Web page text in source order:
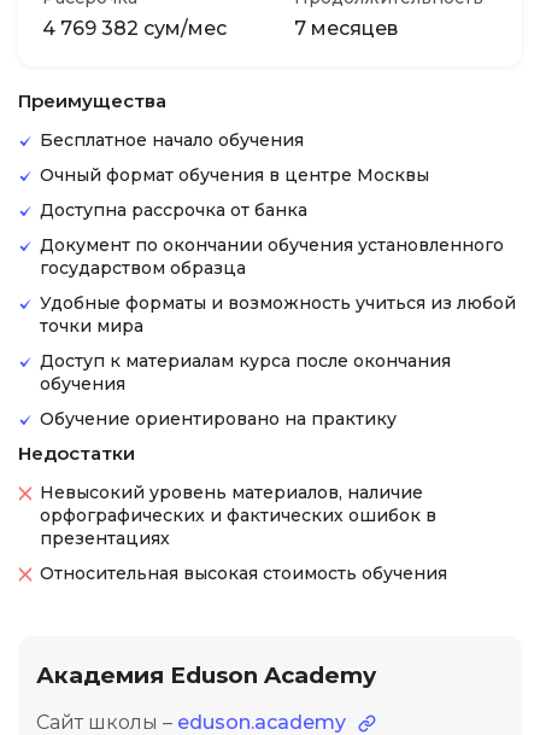
4 769 382 сум/мес 7 месяцев
Преимущества
Бесплатное начало обучения
Очный формат обучения в центре Москвы
Доступна рассрочка от банка
Документ по окончании обучения установленного
государством образца
Удобные форматы и возможность учиться из любой
точки мира
Доступ к материалам курса после окончания
обучения
Обучение ориентировано на практику
Недостатки
Невысокий уровень материалов, наличие
орфографических и фактических ошибок в
презентациях
Относительная высокая стоимость обучения
Академия Eduson Academy
Сайт школы – eduson.academy